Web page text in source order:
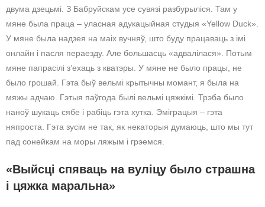
двума дзецьмі. З Бабруйскам усе сувязі разбурыліся. Там у
мяне была праца – уласная адукацыйная студыя «Yellow Duck».
У мяне была надзея на маіх вучняў, што буду працаваць з імі
онлайн і пасля пераезду. Але большасць «адвалілася». Потым
мяне папрасілі з’ехаць з кватэры. У мяне не было працы, не
было грошай. Гэта быў вельмі крытычны момант, я была на
мяжы адчаю. Гэтыя паўгода былі вельмі цяжкімі. Трэба было
наноў шукаць сябе і рабіць гэта хутка. Эміграцыя – гэта
няпроста. Гэта зусім не так, як некаторыя думаюць, што мы тут
пад сонейкам на моры ляжым і грэемся.
«Выйсці спяваць на вуліцу было страшна
і цяжка маральна»